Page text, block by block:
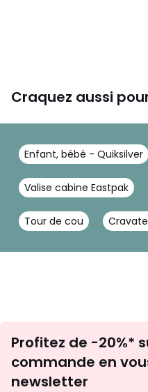
Craquez aussi
Enfant, bébé - Quiksilver
Valise cabine Eastpak
Tour de cou
Profitez de -20%*
commande en
newsletter